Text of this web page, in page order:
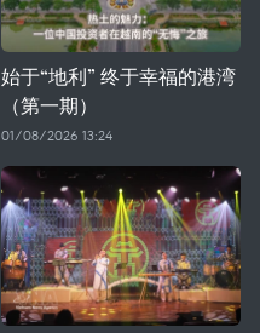
始于“地利” 终于幸福的港湾
（第一期）
01/08/2026 13:24